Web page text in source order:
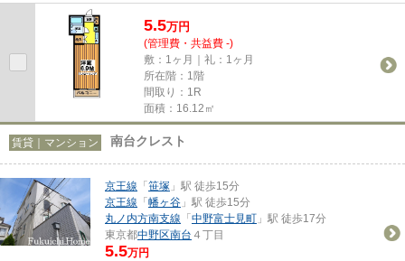
合せ下さい★毎月のゆとりは・...
5.5万円
(管理費・共益費 -)
敷：1ヶ月｜礼：1ヶ月
所在階：1階
間取り：1R
面積：16.12㎡
賃貸｜マンション 南台クレスト
京王線 「笹塚 」駅 徒歩15分
京王線 「幡ヶ谷 」駅 徒歩15分
丸ノ内方南支線 「中野富士見町 」駅 徒歩17分
東京都中野区南台 ４丁目
5.5万円